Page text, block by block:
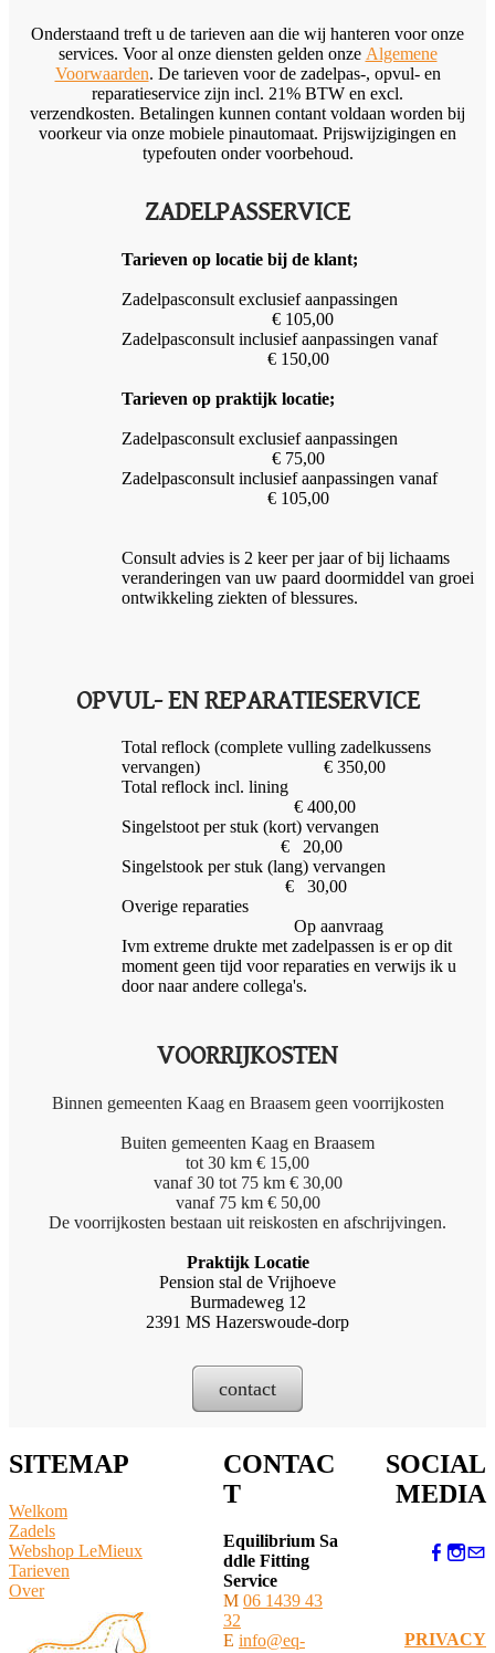
Onderstaand treft u de tarieven aan die wij hanteren voor onze
services. Voor al onze diensten gelden onze Algemene
Voorwaarden. De tarieven voor de zadelpas-, opvul- en
reparatieservice zijn incl. 21% BTW en excl.
verzendkosten. Betalingen kunnen contant voldaan worden bij
voorkeur via onze mobiele pinautomaat. Prijswijzigingen en
typefouten onder voorbehoud.
ZADELPASSERVICE
Tarieven op locatie bij de klant;
Zadelpasconsult exclusief aanpassingen
€ 105,00
Zadelpasconsult inclusief aanpassingen vanaf
€ 150,00
Tarieven op praktijk locatie;
Zadelpasconsult exclusief aanpassingen
€ 75,00
Zadelpasconsult inclusief aanpassingen vanaf
€ 105,00
Consult advies is 2 keer per jaar of bij lichaams
veranderingen van uw paard doormiddel van groei
ontwikkeling ziekten of blessures.
OPVUL- EN REPARATIESERVICE
Total reflock (complete vulling zadelkussens
vervangen) € 350,00
Total reflock incl. lining
€ 400,00
Singelstoot per stuk (kort) vervangen
€ 20,00
Singelstook per stuk (lang) vervangen
€ 30,00
Overige reparaties
Op aanvraag
Ivm extreme drukte met zadelpassen is er op dit
moment geen tijd voor reparaties en verwijs ik u
door naar andere collega's.
VOORRIJKOSTEN
Binnen gemeenten Kaag en Braasem geen voorrijkosten
Buiten gemeenten Kaag en Braasem
tot 30 km € 15,00
vanaf 30 tot 75 km € 30,00
vanaf 75 km € 50,00
De voorrijkosten bestaan uit reiskosten en afschrijvingen.
Praktijk Locatie
Pension stal de Vrijhoeve
Burmadeweg 12
2391 MS Hazerswoude-dorp
contact
SITEMAP
Welkom
Zadels
Webshop LeMieux
​Tarieven
Over
CONTAC
T
Equilibrium Sa
ddle Fitting
Service
M 06 1439 43
32
E info@eq-
SOCIAL
MEDIA
PRIVACY